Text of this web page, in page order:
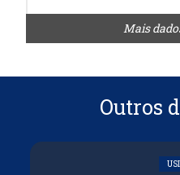
Mais
Outros